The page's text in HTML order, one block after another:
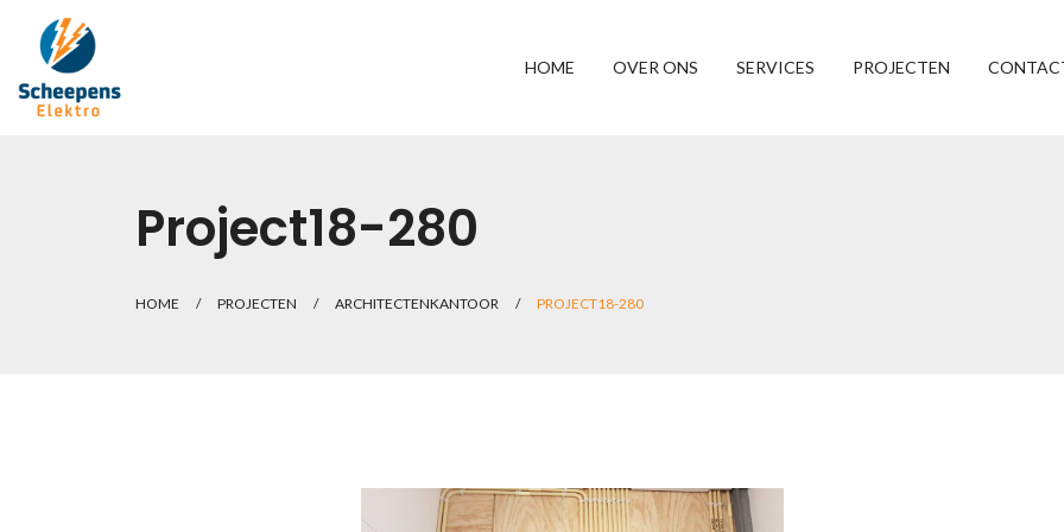
HOME OVER ONS SERVICES PROJECTEN
Project18-280
HOME / PROJECTEN / ARCHITECTENKANTOOR / PROJECT18-280